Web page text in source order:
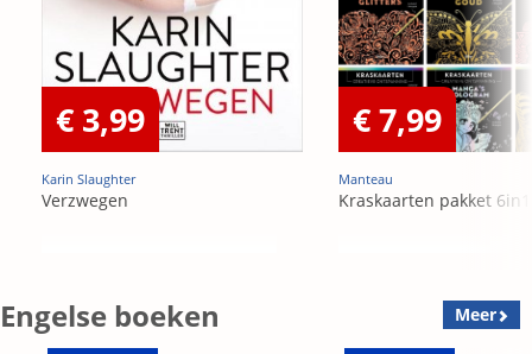
€ 3,99
Karin Slaughter
Verzwegen
€ 7,99
Manteau
Kraskaarten pakket 6in1
Engelse boeken Meer